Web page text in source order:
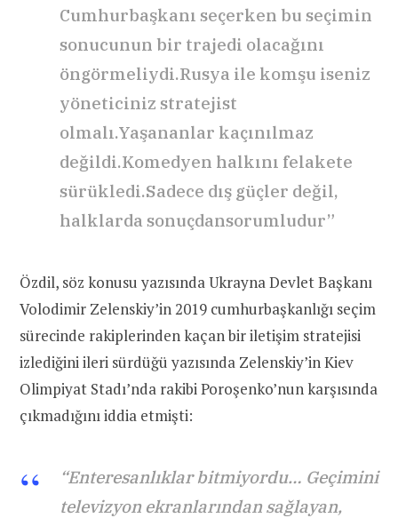
Cumhurbaşkanı seçerken bu seçimin
sonucunun bir trajedi olacağını
öngörmeliydi.Rusya ile komşu iseniz
yöneticiniz stratejist
olmalı.Yaşananlar kaçınılmaz
değildi.Komedyen halkını felakete
sürükledi.Sadece dış güçler değil,
halklarda sonuçdansorumludur”
Özdil, söz konusu yazısında Ukrayna Devlet Başkanı
Volodimir Zelenskiy’in 2019 cumhurbaşkanlığı seçim
sürecinde rakiplerinden kaçan bir iletişim stratejisi
izlediğini ileri sürdüğü yazısında Zelenskiy’in Kiev
Olimpiyat Stadı’nda rakibi Poroşenko’nun karşısında
çıkmadığını iddia etmişti:
“Enteresanlıklar bitmiyordu… Geçimini
televizyon ekranlarından sağlayan,